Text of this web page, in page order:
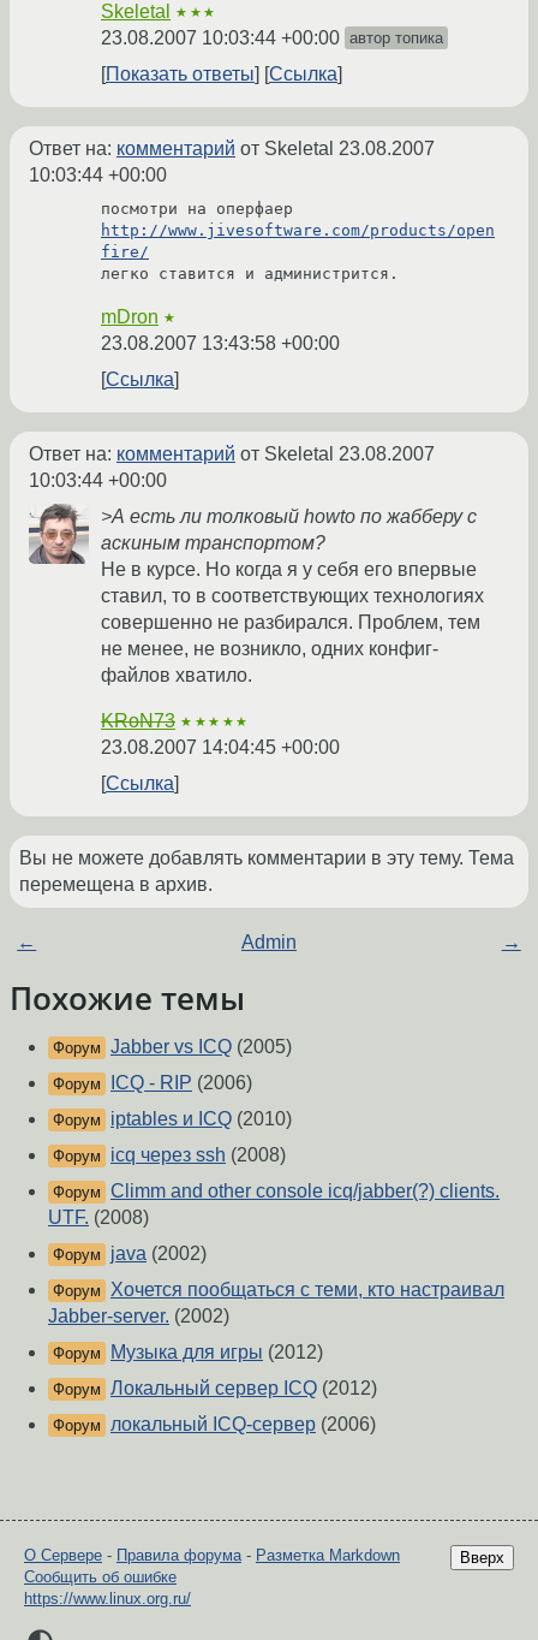
Skeletal ★★★
23.08.2007 10:03:44 +00:00 автор топика
Показать ответы Ссылка
Ответ на: комментарий от Skeletal 23.08.2007
10:03:44 +00:00
http://www.jivesoftware.com/products/open
fire/
легко ставится и администрится.
mDron ★
23.08.2007 13:43:58 +00:00
Ссылка
Ответ на: комментарий от Skeletal 23.08.2007
10:03:44 +00:00
>А есть ли толковый howto по жабберу с
аскиным транспортом?
Не в курсе. Но когда я у себя его впервые
ставил, то в соответствующих технологиях
совершенно не разбирался. Проблем, тем
не менее, не возникло, одних конфиг-
файлов хватило.
KRoN73 ★★★★★
23.08.2007 14:04:45 +00:00
Ссылка
Вы не можете добавлять комментарии в эту тему. Тема
перемещена в архив.
← Admin →
Похожие темы
Форум Jabber vs ICQ (2005)
Форум ICQ - RIP (2006)
Форум iptables и ICQ (2010)
Форум icq через ssh (2008)
Форум Climm and other console icq/jabber(?) clients.
UTF. (2008)
Форум java (2002)
Форум
Хочется пообщаться с теми, кто настраивал
Jabber-server. (2002)
Форум Музыка для игры (2012)
Форум Локальный сервер ICQ (2012)
Форум локальный ICQ-сервер (2006)
Вверх
О Сервере - Правила форума- Разметка Markdown
Сообщить об ошибке
https://www.linux.org.ru/